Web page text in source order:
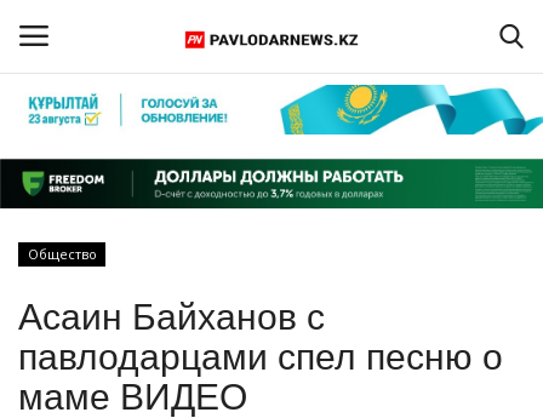
Регистрация
Главная
КАЗАХСТАН
Общество
Асаин Байханов с
павлодарцами спел песню о
маме ВИДЕО